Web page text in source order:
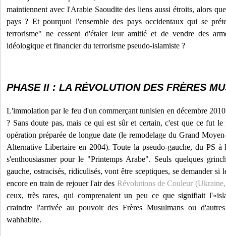
maintiennent avec l'Arabie Saoudite des liens aussi étroits, alors
pays ? Et pourquoi l'ensemble des pays occidentaux qui se
terrorisme" ne cessent d'étaler leur amitié et de vendre des
idéologique et financier du terrorisme pseudo-islamiste ?
PHASE II : LA RÉVOLUTION DES FRÈRES
L'immolation par le feu d'un commerçant tunisien en décembre
? Sans doute pas, mais ce qui est sûr et certain, c'est que ce fut le
opération préparée de longue date (le remodelage du Grand
Alternative Libertaire en 2004). Toute la pseudo-gauche, du PS à
s'enthousiasmer pour le "Printemps Arabe". Seuls quelques
gauche, ostracisés, ridiculisés, vont être sceptiques, se demander si
encore en train de rejouer l'air des Révolutions de Couleur
ceux, très rares, qui comprenaient un peu ce que signifiait
craindre l'arrivée au pouvoir des Frères Musulmans ou
wahhabite.